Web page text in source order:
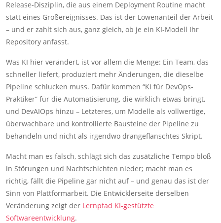
Release-Disziplin, die aus einem Deployment Routine macht
statt eines Großereignisses. Das ist der Löwenanteil der Arbeit
– und er zahlt sich aus, ganz gleich, ob je ein KI-Modell Ihr
Repository anfasst.
Was KI hier verändert, ist vor allem die Menge: Ein Team, das
schneller liefert, produziert mehr Änderungen, die dieselbe
Pipeline schlucken muss. Dafür kommen “KI für DevOps-
Praktiker” für die Automatisierung, die wirklich etwas bringt,
und DevAIOps hinzu – Letzteres, um Modelle als vollwertige,
überwachbare und kontrollierte Bausteine der Pipeline zu
behandeln und nicht als irgendwo drangeflanschtes Skript.
Macht man es falsch, schlägt sich das zusätzliche Tempo bloß
in Störungen und Nachtschichten nieder; macht man es
richtig, fällt die Pipeline gar nicht auf – und genau das ist der
Sinn von Plattformarbeit. Die Entwicklerseite derselben
Veränderung zeigt der Lernpfad KI-gestützte
Softwareentwicklung.